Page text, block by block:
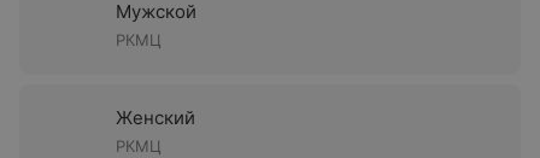
Мужской
РКМЦ
Женский
РКМЦ